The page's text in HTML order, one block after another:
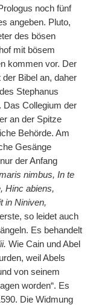
noch fünf
angeben. Pluto,
des bösen
mit bösem
kommen vor. Der
Bibel an, daher
Stephanus
Das Collegium der
an der Spitze
Behörde. Am
Gesänge
der Anfang
nimbus, In te
Hinc abiens,
in Niniven,
so leidet auch
Es behandelt
Wie Cain und Abel
weil Abels
von seinem
worden“. Es
Die Widmung